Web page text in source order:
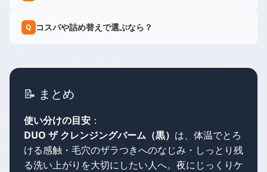
Q コスパや詰め替えで選ぶなら？
📝 まとめ
使い分けの目安 ：
DUO ザ クレンジングバーム（黒） は、体温でとろ
ける感触・毛穴のザラつきへのなじみ・しっとり残
る洗い上がりを大切にしたい人へ。夜にじっくりケ